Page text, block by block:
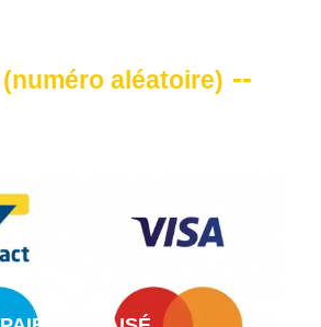
(numéro aléatoire) --